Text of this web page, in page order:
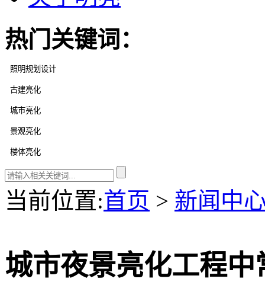
热门关键词：
当前位置:首页 > 新闻中
城市夜景亮化工程